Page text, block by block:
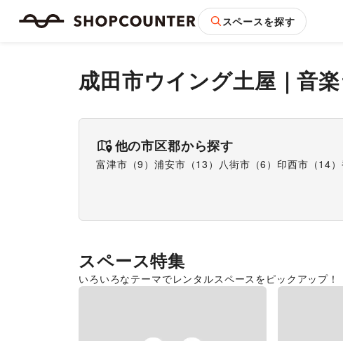
スペースを探す
成田市ウイング土屋 ｜音
他の市区郡から探す
富津市 （9 ）浦安市 （13 ） 八街市 （6 ） 印西市 （14）
スペース特集
いろいろなテーマでレンタルスペースをピックアップ！